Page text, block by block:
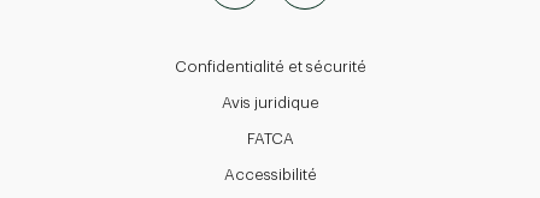
Confidentialité et sécurité
Avis juridique
FATCA
Accessibilité